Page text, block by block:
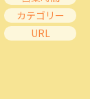
カテゴリー
URL